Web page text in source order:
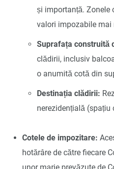
și importanță. Zonele
valori impozabile mai
Suprafața construită
clădirii, inclusiv
o anumită cotă din
Destinația clădirii:
nerezidențială (spațiu
Cotele de impozitare:
hotărâre de către fiecare
unor marje prevăzute de